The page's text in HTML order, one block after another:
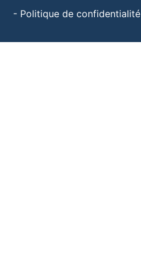
- Politique de confidentialité